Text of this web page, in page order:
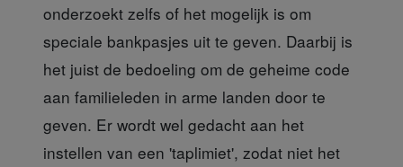
onderzoekt zelfs of het mogelijk is om
speciale bankpasjes uit te geven. Daarbij is
het juist de bedoeling om de geheime code
aan familieleden in arme landen door te
geven. Er wordt wel gedacht aan het
instellen van een 'taplimiet', zodat niet het